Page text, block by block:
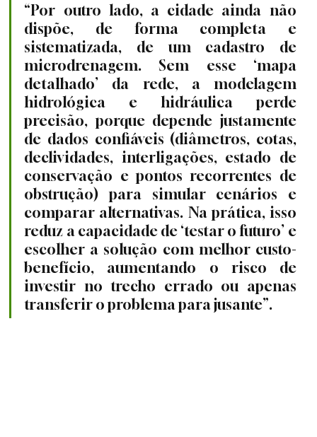
“Por outro lado, a cidade ainda não
dispõe, de forma completa e
sistematizada, de um cadastro de
microdrenagem. Sem esse ‘mapa
detalhado’ da rede, a modelagem
hidrológica e hidráulica perde
precisão, porque depende justamente
de dados confiáveis (diâmetros, cotas,
declividades, interligações, estado de
conservação e pontos recorrentes de
obstrução) para simular cenários e
comparar alternativas. Na prática, isso
reduz a capacidade de ‘testar o futuro’ e
escolher a solução com melhor custo-
benefício, aumentando o risco de
investir no trecho errado ou apenas
transferir o problema para jusante”.